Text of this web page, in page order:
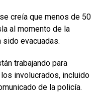
creía que menos de 50
al momento de la
sido evacuadas.
trabajando para
involucrados, incluido
de la policía.